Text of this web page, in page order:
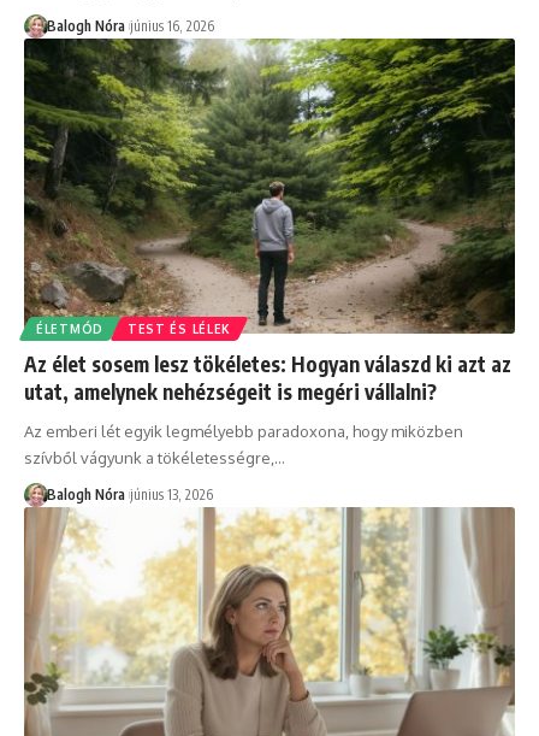
Balogh Nóra június 16, 2026
ÉLETMÓD TEST ÉS LÉLEK
Az élet sosem lesz tökéletes: Hogyan válaszd ki azt az
utat, amelynek nehézségeit is megéri vállalni?
Az emberi lét egyik legmélyebb paradoxona, hogy miközben
szívből vágyunk a tökéletességre, …
Balogh Nóra június 13, 2026